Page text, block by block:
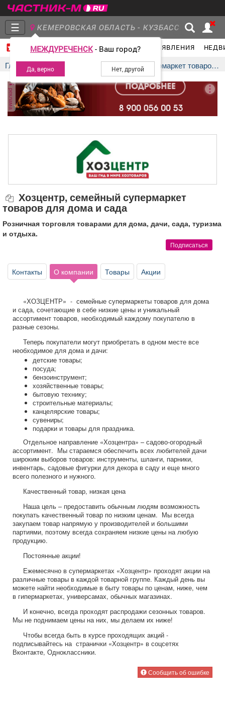
☰ КЕМЕРОВСКАЯ ОБЛАСТЬ - КУЗБАСС
МЕЖДУРЕЧЕНСК- Ваш город?
ГЛАВНАЯ ГРУППЫ НОВОСТИ ОБЪЯВЛЕНИЯ
Главная
Группы
Объявления Недвижимость Услуги
Транспорт
ТВ программа Я - пенсионер
Главная Хозцентр, семейный супермаркет товаров для дома и сада
реклама
Хозцентр, семейный супермаркет
товаров для дома и сада
Розничная торговля товарами для дома, дачи, сада, туризма
и отдыха.
Подписаться
Контакты О компании Товары Акции
«ХОЗЦЕНТР» - семейные супермаркеты товаров для дома
и сада, сочетающие в себе низкие цены и уникальный
ассортимент товаров, необходимый каждому покупателю в
разные сезоны.
Теперь покупатели могут приобретать в одном месте все
необходимое для дома и дачи:
детские товары;
посуда;
бензоинструмент;
хозяйственные товары;
бытовую технику;
строительные материалы;
канцелярские товары;
сувениры;
подарки и товары для праздника.
Отдельное направление «Хозцентра» – садово-огородный
ассортимент. Мы стараемся обеспечить всех любителей дачи
широким выборов товаров: инструменты, шланги, парники,
инвентарь, садовые фигурки для декора в саду и еще много
всего полезного и нужного.
Качественный товар, низкая цена
Наша цель – предоставить обычным людям возможность
покупать качественный товар по низким ценам. Мы всегда
закупаем товар напрямую у производителей и большими
партиями, поэтому всегда сохраняем низкие цены на любую
продукцию.
Постоянные акции!
Ежемесячно в супермаркетах «Хозцентр» проходят акции на
различные товары в каждой товарной группе. Каждый день вы
можете найти необходимые в быту товары по ценам, ниже, чем
в гипермаркетах, универсамах, обычных магазинах.
И конечно, всегда проходят распродажи сезонных товаров.
Мы не поднимаем цены на них, мы делаем их ниже!
Чтобы всегда быть в курсе проходящих акций -
подписывайтесь на странички «Хозцентр» в соцсетях
Вконтакте, Одноклассники.
Сообщить об ошибке